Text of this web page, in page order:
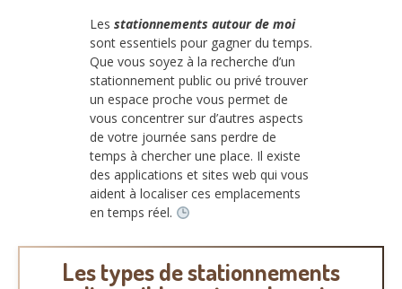
Les stationnements autour de moi
sont essentiels pour gagner du temps.
Que vous soyez à la recherche d’un
stationnement public ou privé trouver
un espace proche vous permet de
vous concentrer sur d’autres aspects
de votre journée sans perdre de
temps à chercher une place. Il existe
des applications et sites web qui vous
aident à localiser ces emplacements
en temps réel.
Les types de stationnements